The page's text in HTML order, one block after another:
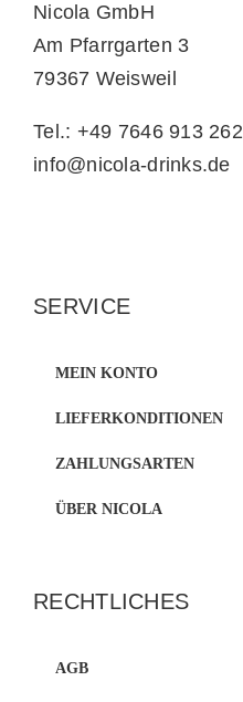
Nicola GmbH
Am Pfarrgarten 3
79367 Weisweil
Tel.: +49 7646 913 262
info@nicola-drinks.de
SERVICE
MEIN KONTO
LIEFERKONDITIONEN
ZAHLUNGSARTEN
ÜBER NICOLA
RECHTLICHES
AGB